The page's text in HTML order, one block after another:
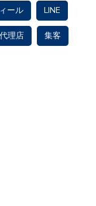
ール LINE
理店 集客